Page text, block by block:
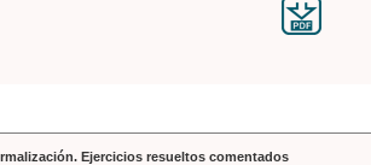
Ejercicios resueltos comentados